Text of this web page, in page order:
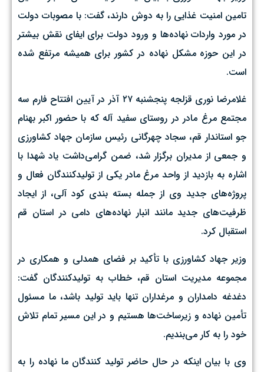
تامین امنیت غذایی را به دوش دارند،‌ گفت: با مصوبات دولت
در مورد واردات نهاده‌ها و ورود دولت برای ایفای نقش بیشتر
در این حوزه مشکل نهاده در کشور برای همیشه مرتفع شده
است.
غلامرضا نوری قزلجه پنجشنبه ۲۷ آذر در آیین افتتاح فارم سه
مجتمع مرغ مادر در روستای سفید آله که با حضور اکبر بهنام
جو استاندار قم، سجاد چهرگانی رئیس سازمان جهاد کشاورزی
و جمعی از مدیران برگزار شد، ضمن گرامی‌داشت یاد شهدا با
اشاره به بازدید از واحد مرغ مادر یکی از تولیدکنندگان فعال و
پروژه‌های جدید وی از جمله بسته بندی کود آلی، از ایجاد
ظرفیت‌های جدید مانند انبار نهاده‌های دامی در استان قم
استقبال کرد.
وزیر جهاد کشاورزی با تأکید بر فضای همدلی و همکاری در
مجموعه مدیریت استان قم، خطاب به تولیدکنندگان گفت:
دغدغه دامداران و مرغداران تنها باید تولید باشد، ما مسئول
تأمین نهاده و زیرساخت‌ها هستیم و در این مسیر تمام تلاش
خود را به کار می‌بندیم.
وی با بیان اینکه در حال حاضر تولید کنندگان ما نهاده را به